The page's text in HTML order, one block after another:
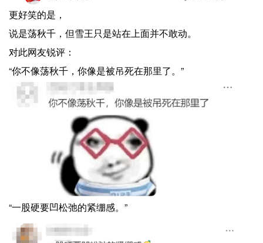
更好笑的是，
说是荡秋千，但雪王只是站在上面并不敢动。
对此网友锐评：
“你不像荡秋千，你像是被吊死在那里了。”
“一股硬要凹松弛的紧绷感。”